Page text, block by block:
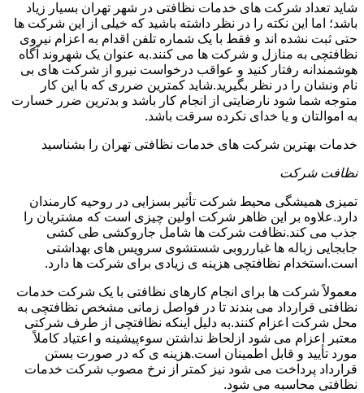
شاید تعداد شرکت های خدمات نظافتی در شهر تهران بسیار زیاد
باشد؛ اما این نکته را در نظر داشته باشید که خیلی از این شرکت ها
حتی ثبت نشده اند و فقط با یک شماره تلفن اقدام به اعزام نیروی
نظافتچی به منازل و شرکت ها می کنند.به عنوان یک شهروند آگاه
هوشمندانه رفتار کنید و عواقب درخواست نیرو از شرکت های بی
نام ونشان را در نظر بگیرید.شاید کمترین ضرری که با این کار
متوجه شما شود نارضایتی از انجام کار باشد و بدترین ضرر خسارت
به اموالتان و یا خدای نکرده سرقت باشد.
خدمات بهترین شرکت های خدمات نظافتی تهران را بشناسید
نظافت شرکت
تمیزی همیشگی محیط شرکت تأثیر بسزایی در روحیه کارمندان
دارد.علاوه بر این ظاهر شرکت اولین چیزی است که مشتریان را
جذب می کند.نظافت شرکت ها شامل جاروکشی طی کشی
جابجایی زباله ها غبارروبی شستشوی سرویس های بهداشتی
است.استخدام نظافتچی هزینه ی زیادی برای شرکت ها دارد.
معمولاً شرکت ها برای انجام کارهای نظافتی با یک شرکت خدمات
نظافتی قرارداد می بندند تا در فواصل زمانی مشخص نظافتچی به
محل شرکت اعزام کنند.به دلیل اینکه نظافتچی از طرف شرکتی
معتبر اعزام می شود ازلحاظ نداشتن سوءپیشینه و اعتیاد کاملاً
مورد تأیید و قابل اطمینان است.هزینه ی که در صورت بستن
قرارداد پرداخت می شود نیز کمتر از نرخ مصوب شرکت خدمات
نظافتی محاسبه می شود.